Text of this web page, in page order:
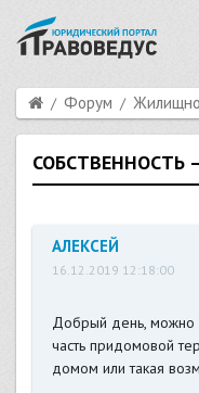
Форум
СОБСТВЕННОСТЬ
АЛЕКСЕЙ
16.12.2019 12:18:00
Добрый день, можно
часть придомовой
домом или такая